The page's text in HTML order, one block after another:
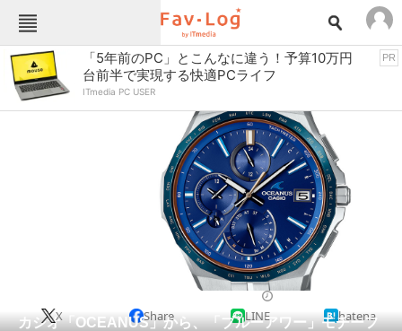
Fav-Logカテゴリー一覧
TOP アウトドア用品
インテリア・収納 おもちゃ・ホビー
キッチン家電
ゲーム
スイーツ・お菓子
スマホ・携帯電話
ファッション
ペット 家電
「5年前のPC」とこんなに違う！予算10万円
台前半で実現する快適PCライフ
ITmedia PC USER
PR
カシオ「OCEANUS」から、「ブルーアワー」モチーフ
X Share LINE hatena